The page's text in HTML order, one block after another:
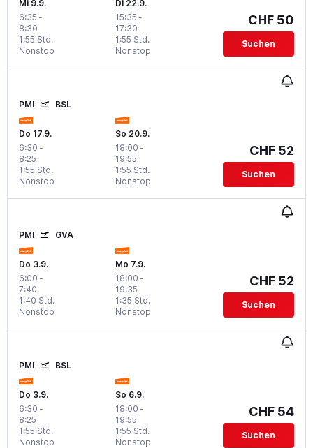
Mi 9.9.
6:35 -
8:30
Nonstop
1:55 Std.
Di 22.9.
15:35 -
17:30
Nonstop
1:55 Std.
CHF 50
Suchen
PMI BSL
Do 17.9.
6:30 -
8:25
Nonstop
1:55 Std.
So 20.9.
18:00 -
19:55
Nonstop
1:55 Std.
CHF 52
Suchen
PMI GVA
Do 3.9.
6:00 -
7:40
Nonstop
1:40 Std.
Mo 7.9.
18:00 -
19:35
Nonstop
1:35 Std.
CHF 52
Suchen
PMI BSL
Do 3.9.
6:30 -
8:25
Nonstop
1:55 Std.
So 6.9.
18:00 -
19:55
Nonstop
1:55 Std.
CHF 54
Suchen